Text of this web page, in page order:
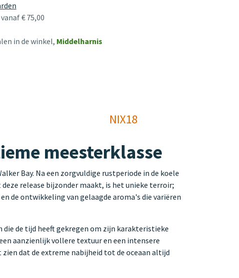
€ 75,00
in de winkel, Middelharnis
NIX18
meesterklasse
Bay. Na een zorgvuldige rustperiode in de koele
release bijzonder maakt, is het unieke terroir;
de ontwikkeling van gelaagde aroma's die variëren
die de tijd heeft gekregen om zijn karakteristieke
aanzienlijk vollere textuur en een intensere
dat de extreme nabijheid tot de oceaan altijd